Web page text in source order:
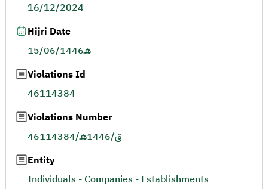
16/12/2024
Hijri Date
15/06/1446هـ
Violations Id
46114384
Violations Number
46114384/ق/1446هـ
Entity
Individuals - Companies - Establishments